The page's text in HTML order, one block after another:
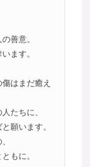
善意。
ます。
はまだ癒え
たちに、
願います。
もに。